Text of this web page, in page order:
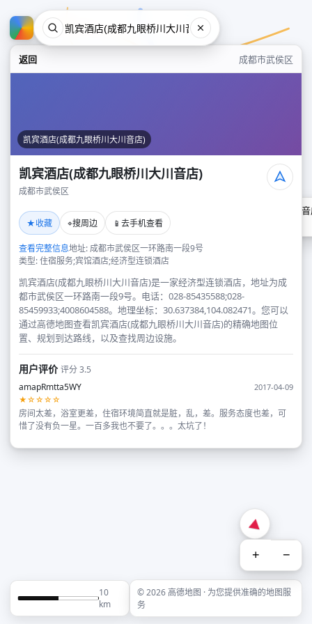
返回 成都市武侯区
凯宾酒店(成都九眼桥川大川音店)
凯宾酒店(成都九眼桥川大川音店)
成都市武侯区
★收藏 ⌖搜周边 📱 去手机查看
查看完整信息地址: 成都市武侯区一环路南一段9号
类型: 住宿服务;宾馆酒店;经济型连锁酒店
凯宾酒店(成都九眼桥川大川音店)是一家经济型连锁酒店，地址为成
都市武侯区一环路南一段9号。电话：028-85435588;028-
85459933;4008604588。地理坐标：30.637384,104.082471。您可以
通过高德地图查看凯宾酒店(成都九眼桥川大川音店)的精确地图位
置、规划到达路线，以及查找周边设施。
用户评价评分 3.5
amapRmtta5WY
2017-04-09
★☆☆☆☆
房间太差，浴室更差，住宿环境简直就是脏，乱，差。服务态度也差，可
惜了没有负一星。一百多我也不要了。。。太坑了！
凯宾酒店(成都九眼桥川大川
+ −
10
km
© 2026 高德地图 · 为您提供准确的地图服
务